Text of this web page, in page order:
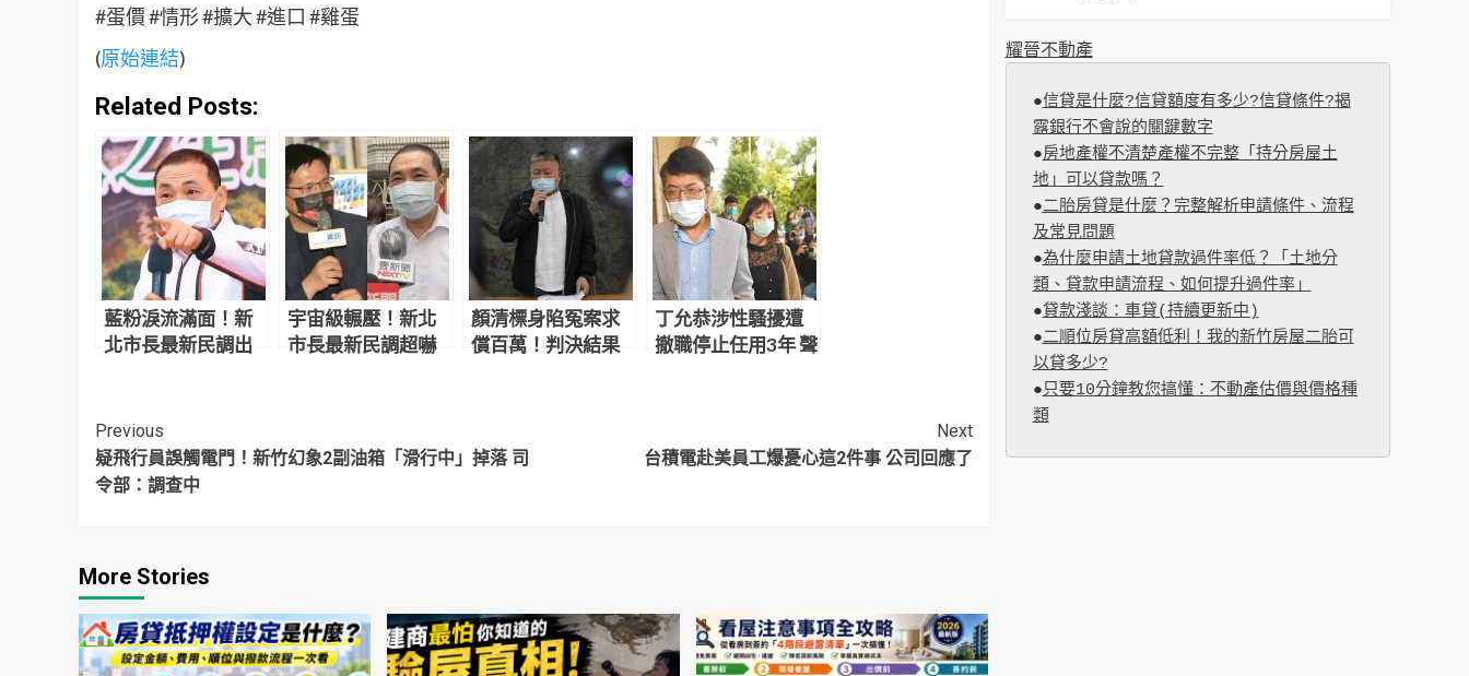
#蛋價 #情形 #擴大 #進口 #雞蛋
(原始連結)
Related Posts:
藍粉淚流滿面！新
北市長最新民調出
宇宙級輾壓！新北
市長最新民調超嚇
顏清標身陷冤案求
償百萬！判決結果
丁允恭涉性騷擾遭
撤職停止任用3年 聲
Continue
Reading
Previous
疑飛行員誤觸電門！新竹幻象2副油箱「滑行中」掉落 司
令部：調查中
Next
台積電赴美員工爆憂心這2件事 公司回應了
More Stories
耀晉不動產
●信貸是什麼?信貸額度有多少?信貸條件?揭
露銀行不會說的關鍵數字
●房地產權不清楚產權不完整「持分房屋土
地」可以貸款嗎？
●二胎房貸是什麼？完整解析申請條件、流程
及常見問題
●為什麼申請土地貸款過件率低？「土地分
類、貸款申請流程、如何提升過件率」
●貸款淺談：車貸(持續更新中)
●二順位房貸高額低利！我的新竹房屋二胎可
以貸多少?
●只要10分鐘教您搞懂：不動產估價與價格種
類